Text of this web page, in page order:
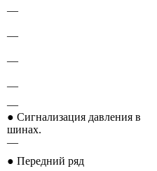
—
—
—
—
—
● Сигнализация давления в
шинах.
—
● Передний ряд